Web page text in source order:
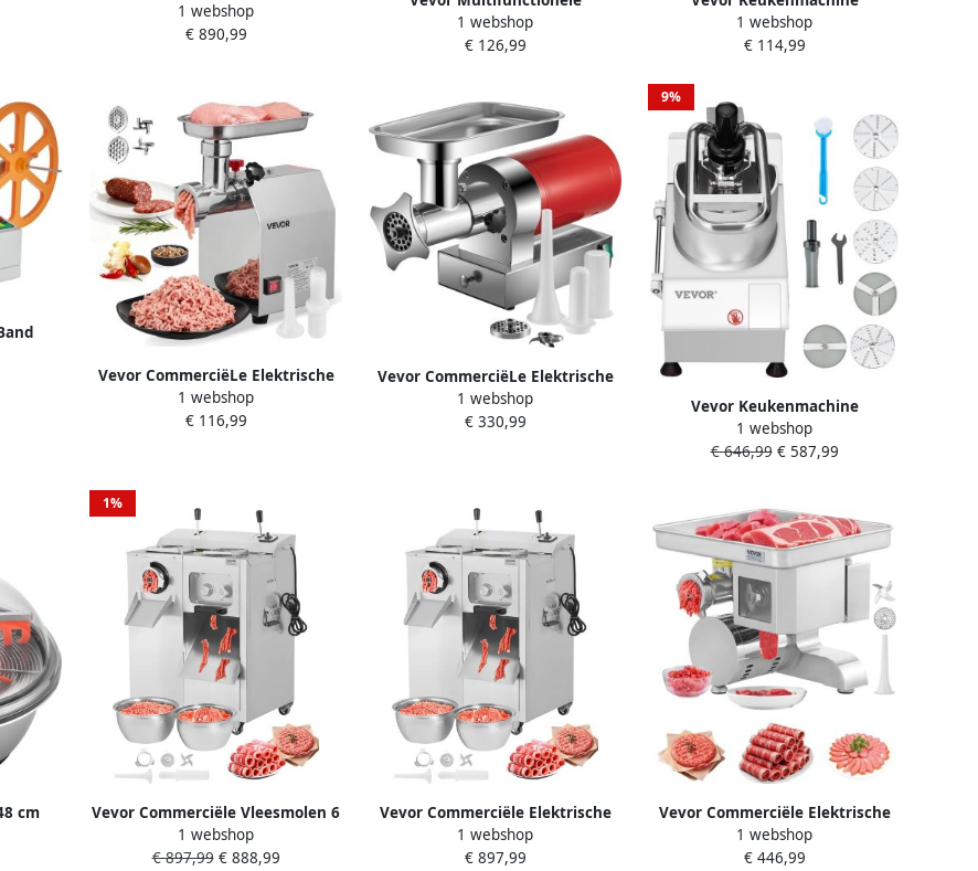
30 L Voedsel Tribunemixer 1100
W 220 V Elektrische
CommerciëLe Keukenmixer voor
Commercieel Gebruik In de
Keuken
1 webshop
€ 890,99
elektrische keukenmachine 1300
W met roestvrijstalen kom (4 3 L)
garde en klopper
1 webshop
€ 126,99
Elektrische Deegmixer 7 84L
1400W Zwart Standmixer
1 webshop
€ 114,99
Vevor CommerciëLe Elektrische
Vleesmolen 2 04 KG Min
Worstmaker Keuken
1 webshop
€ 116,99
Vevor CommerciëLe Elektrische
Vleesmolen 300 KG U Worstvuller
Maker Keuken
1 webshop
€ 330,99
9%
Vevor Keukenmachine
Groentesnijder Groentehakselaar
6 Messen Roestvrij Staal
1 webshop
€ 646,99€ 587,99
cm
met
1%
Vevor Commerciële Vleesmolen 6
35 kg min Worstvuller
1 webshop
€ 897,99€ 888,99
Vevor Commerciële Elektrische
Vleesmolen 6 35 kg min
Worstvulmachine 5mm
1 webshop
€ 897,99
Vevor Commerciële Elektrische
Vleesmolen 5kg Min. Machine
voor Het Vullen van Worsten
1 webshop
€ 446,99